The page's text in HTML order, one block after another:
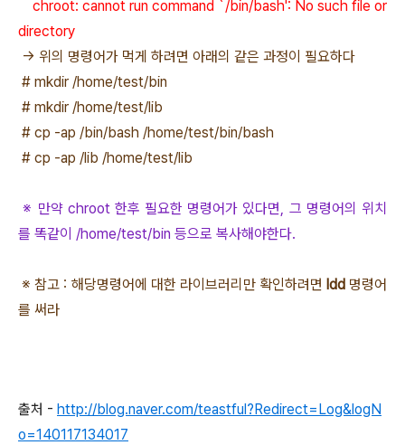
chroot: cannot run command `/bin/bash': No such file or
directory
-> 위의 명령어가 먹게 하려면 아래의 같은 과정이 필요하다
# mkdir /home/test/bin
# mkdir /home/test/lib
# cp -ap /bin/bash /home/test/bin/bash
# cp -ap /lib /home/test/lib
※ 만약 chroot 한후 필요한 명령어가 있다면, 그 명령어의 위치
를 똑같이 /home/test/bin 등으로 복사해야한다.
※ 참고 : 해당명령어에 대한 라이브러리만 확인하려면 ldd명령어
를 써라
출처 - http://blog.naver.com/teastful?Redirect=Log&logN
o=140117134017